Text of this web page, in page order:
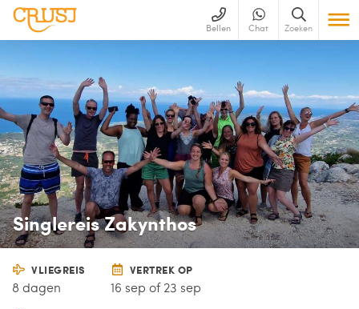
Bellen Chat Zoeken
Singlereis Zakynthos
VLIEGREIS
8 dagen
VERTREK OP
16 sep of 23 sep